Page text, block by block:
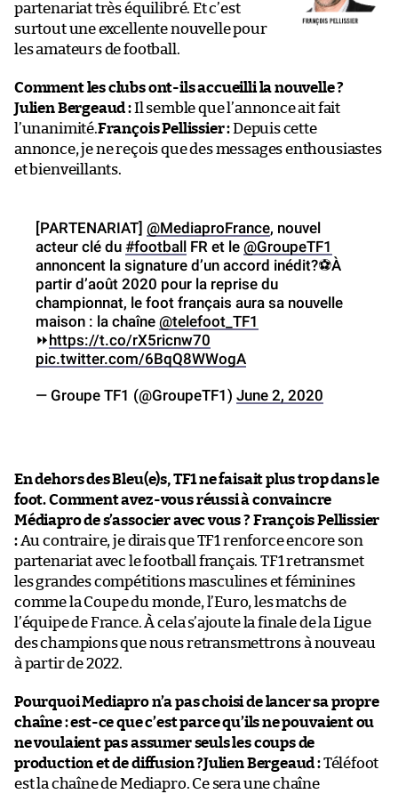
partenariat très équilibré. Et c’est
surtout une excellente nouvelle pour
les amateurs de football.
Comment les clubs ont-ils accueilli la nouvelle ?
Julien Bergeaud :Il semble que l’annonce ait fait
l’unanimité.François Pellissier :Depuis cette
annonce, je ne reçois que des messages enthousiastes
et bienveillants.
[PARTENARIAT] @MediaproFrance, nouvel
acteur clé du #football FR et le @GroupeTF1
annoncent la signature d’un accord inédit?⚽️À
partir d’août 2020 pour la reprise du
championnat, le foot français aura sa nouvelle
maison : la chaîne @telefoot_TF1
⏩https://t.co/rX5ricnw70
pic.twitter.com/6BqQ8WWogA
— Groupe TF1 (@GroupeTF1) June 2, 2020
En dehors des Bleu(e)s, TF1 ne faisait plus trop dans le
foot. Comment avez-vous réussi à convaincre
Médiapro de s’associer avec vous ? François Pellissier
:Au contraire, je dirais que TF1 renforce encore son
partenariat avec le football français. TF1 retransmet
les grandes compétitions masculines et féminines
comme la Coupe du monde, l’Euro, les matchs de
l’équipe de France. À cela s’ajoute la finale de la Ligue
des champions que nous retransmettrons à nouveau
à partir de 2022.
Pourquoi Mediapro n’a pas choisi de lancer sa propre
chaîne : est-ce que c’est parce qu’ils ne pouvaient ou
ne voulaient pas assumer seuls les coups de
production et de diffusion ?Julien Bergeaud :Téléfoot
est la chaîne de Mediapro. Ce sera une chaîne